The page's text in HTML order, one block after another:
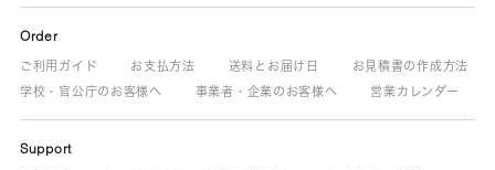
Order
ご利用ガイド お支払方法 送料とお届け日
お見積書の作成方法
学校・官公庁のお客様へ
事業者・企業のお客様へ 営業カレンダー
Support